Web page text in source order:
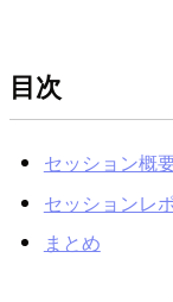
目次
セッション概
セッションレ
まとめ